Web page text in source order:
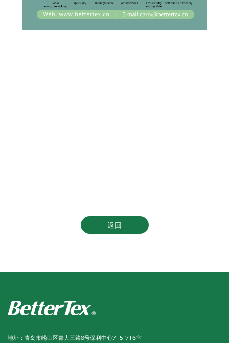
返回
地址： 青岛市崂山区青大三路8号保利中心715-716室